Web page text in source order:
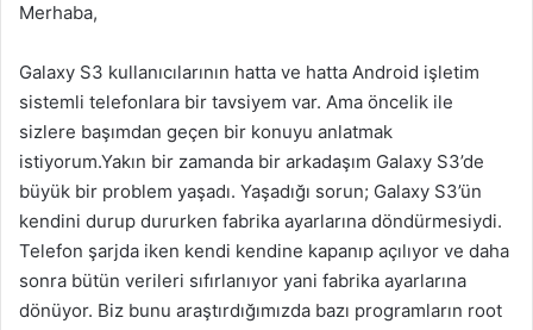
t
a
g
ö
n
d
e
r
m
Merhaba,
Galaxy S3 kullanıcılarının hatta ve hatta Android işletim
sistemli telefonlara bir tavsiyem var. Ama öncelik ile
sizlere başımdan geçen bir konuyu anlatmak
istiyorum.Yakın bir zamanda bir arkadaşım Galaxy S3’de
büyük bir problem yaşadı. Yaşadığı sorun; Galaxy S3’ün
kendini durup dururken fabrika ayarlarına döndürmesiydi.
Telefon şarjda iken kendi kendine kapanıp açılıyor ve daha
sonra bütün verileri sıfırlanıyor yani fabrika ayarlarına
dönüyor. Biz bunu araştırdığımızda bazı programların root